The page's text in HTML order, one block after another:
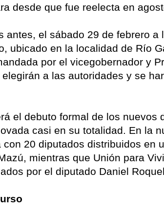
desde que fue reelecta en
antes, el sábado 29 de febrero a
ubicado en la localidad de Río
por el vicegobernador y
a las autoridades y se
el debuto formal de los nuevos
casi en su totalidad. En la
con 20 diputados distribuidos en
mientras que Unión para
por el diputado Daniel